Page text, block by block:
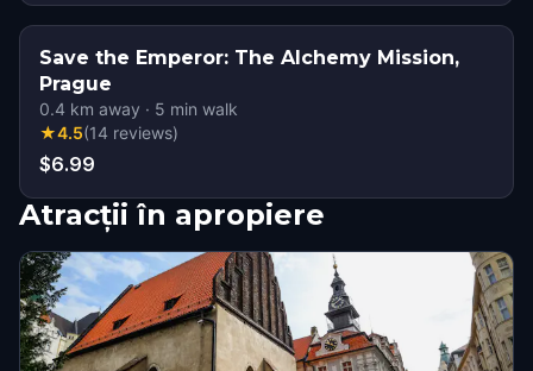
Save the Emperor: The Alchemy Mission,
Prague
0.4 km away · 5 min walk
★4.5(14 reviews)
$6.99
Atracții în apropiere